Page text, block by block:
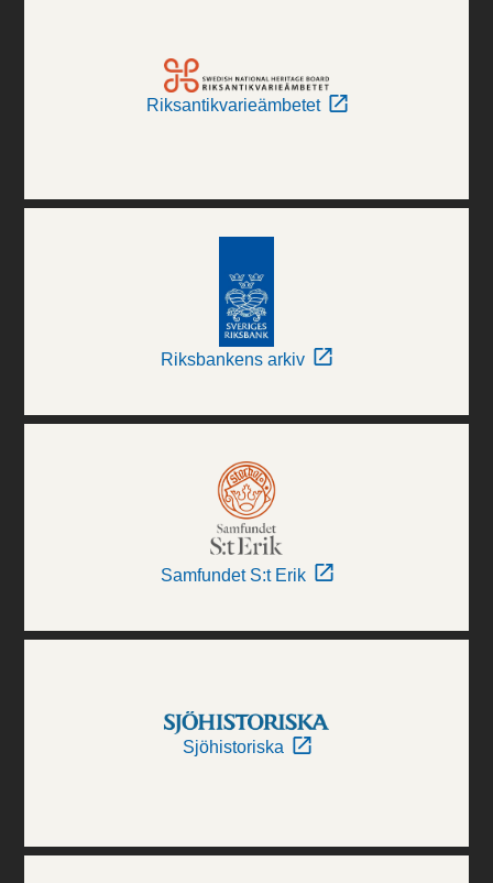
Riksantikvarieämbetet
Riksbankens arkiv
Samfundet S:t Erik
Sjöhistoriska